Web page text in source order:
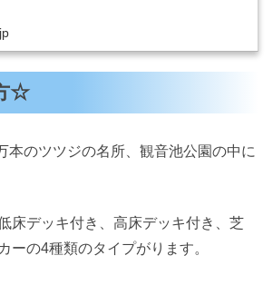
☆
本のツツジの名所、観音池公園の中に
床デッキ付き、高床デッキ付き、芝
ーの4種類のタイプがります。